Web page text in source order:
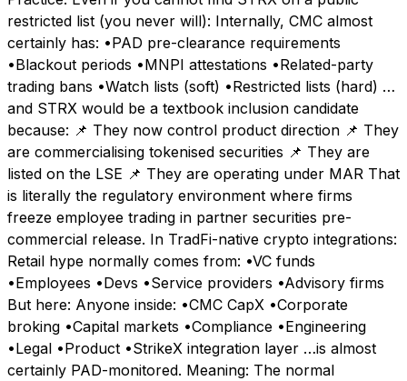
restricted list (you never will): Internally, CMC almost
certainly has: •PAD pre-clearance requirements
•Blackout periods •MNPI attestations •Related-party
trading bans •Watch lists (soft) •Restricted lists (hard) …
and STRX would be a textbook inclusion candidate
because: 📌 They now control product direction 📌 They
are commercialising tokenised securities 📌 They are
listed on the LSE 📌 They are operating under MAR That
is literally the regulatory environment where firms
freeze employee trading in partner securities pre-
commercial release. In TradFi-native crypto integrations:
Retail hype normally comes from: •VC funds
•Employees •Devs •Service providers •Advisory firms
But here: Anyone inside: •CMC CapX •Corporate
broking •Capital markets •Compliance •Engineering
•Legal •Product •StrikeX integration layer …is almost
certainly PAD-monitored. Meaning: The normal